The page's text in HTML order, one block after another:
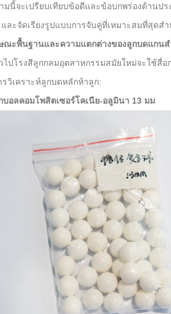
มนี้จะเปรียบเทียบข้อดีและข้อบกพร่องด้านป
ละจัดเรียงรูปแบบการจับคู่ที่เหมาะสมที่สุดส
ณะพื้นฐานและความแตกต่างของลูกบดแกน
ไปโรงสีลูกกลมอุตสาหกรรมสมัยใหม่จะใช้สื่
รวิเคราะห์ลูกบดหลักห้าลูก:
บอลคอมโพสิตเซอร์โคเนีย-อลูมินา 13 มม